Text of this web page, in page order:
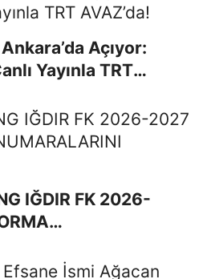
Açıyor:
Yayınla TRT
IĞDIR FK 2026-